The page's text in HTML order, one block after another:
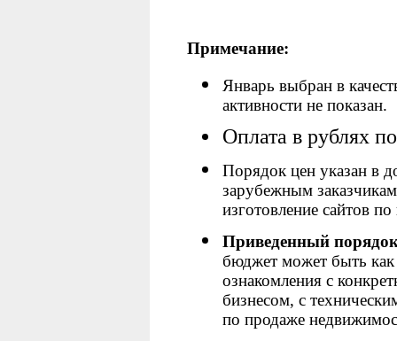
Примечание:
Январь выбран в
активности не показан.
Оплата в рублях
Порядок цен указан в
зарубежным
изготовление сайтов
Приведенный
бюджет может быть как
ознакомления с
бизнесом, с
по продаже